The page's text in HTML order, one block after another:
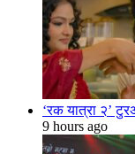
‘रक यात्रा २’
9 hours ago